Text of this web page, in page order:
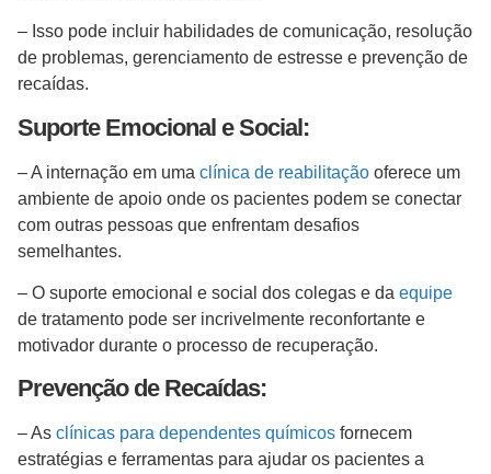
– Isso pode incluir habilidades de comunicação, resolução
de problemas, gerenciamento de estresse e prevenção de
recaídas.
Suporte Emocional e Social:
– A internação em uma clínica de reabilitação oferece um
ambiente de apoio onde os pacientes podem se conectar
com outras pessoas que enfrentam desafios
semelhantes.
– O suporte emocional e social dos colegas e da equipe
de tratamento pode ser incrivelmente reconfortante e
motivador durante o processo de recuperação.
Prevenção de Recaídas:
– As clínicas para dependentes químicos fornecem
estratégias e ferramentas para ajudar os pacientes a